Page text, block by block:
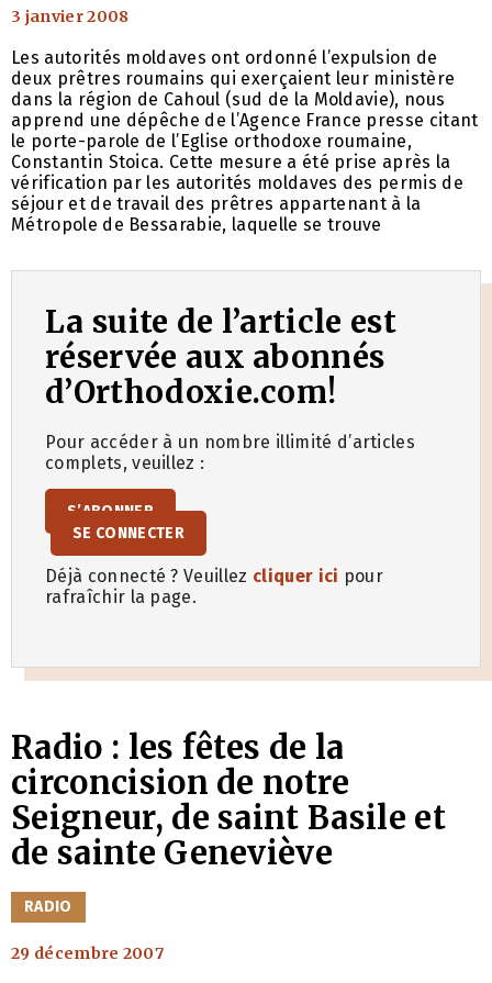
3 janvier 2008
Les autorités moldaves ont ordonné l’expulsion de
deux prêtres roumains qui exerçaient leur ministère
dans la région de Cahoul (sud de la Moldavie), nous
apprend une dépêche de l’Agence France presse citant
le porte-parole de l’Eglise orthodoxe roumaine,
Constantin Stoica. Cette mesure a été prise après la
vérification par les autorités moldaves des permis de
séjour et de travail des prêtres appartenant à la
Métropole de Bessarabie, laquelle se trouve
La suite de l’article est
réservée aux abonnés
d’Orthodoxie.com!
Pour accéder à un nombre illimité d’articles
complets, veuillez :
S’ABONNER
SE CONNECTER
Déjà connecté ? Veuillez cliquer ici pour
rafraîchir la page.
Radio : les fêtes de la
circoncision de notre
Seigneur, de saint Basile et
de sainte Geneviève
CATÉGORIES
RADIO
29 décembre 2007